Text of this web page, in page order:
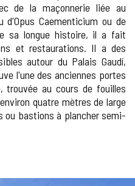
de la maçonnerie liée au
Caementicium ou de
sa longue histoire, il a fait
et restaurations. Il a des
autour du Palais Gaudí,
l'une des anciennes portes
trouvée au cours de fouilles
quatre mètres de large
bastions à plancher semi-